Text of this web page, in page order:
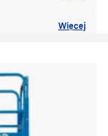
Więcej